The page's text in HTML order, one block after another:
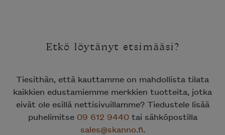
Etkö löytänyt etsimääsi?
Tiesithän, että kauttamme on mahdollista tilata
kaikkien edustamiemme merkkien tuotteita, jotka
eivät ole esillä nettisivuillamme? Tiedustele lisää
puhelimitse 09 612 9440tai sähköpostilla
sales@skanno.fi.